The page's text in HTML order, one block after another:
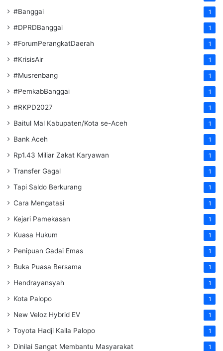
#Banggai 1
#DPRDBanggai 1
#ForumPerangkatDaerah 1
#KrisisAir 1
#Musrenbang 1
#PemkabBanggai 1
#RKPD2027 1
Baitul Mal Kabupaten/Kota se-Aceh 1
Bank Aceh 1
Rp1.43 Miliar Zakat Karyawan 1
Transfer Gagal 1
Tapi Saldo Berkurang 1
Cara Mengatasi 1
Kejari Pamekasan 1
Kuasa Hukum 1
Penipuan Gadai Emas 1
Buka Puasa Bersama 1
Hendrayansyah 1
Kota Palopo 1
New Veloz Hybrid EV 1
Toyota Hadji Kalla Palopo 1
Dinilai Sangat Membantu Masyarakat 1